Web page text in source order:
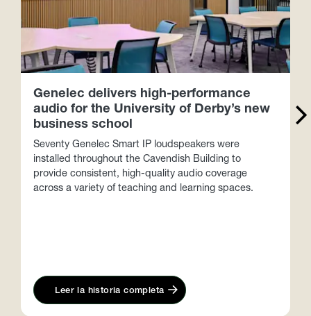
Genelec delivers high-performance
audio for the University of Derby’s new
business school
Seventy Genelec Smart IP loudspeakers were
installed throughout the Cavendish Building to
provide consistent, high-quality audio coverage
across a variety of teaching and learning spaces.
Leer la historia completa